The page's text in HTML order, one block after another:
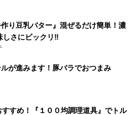
作り豆乳バター』混ぜるだけ簡単！濃
しさにビックリ‼︎
ルが進みます！豚バラでおつまみ
すすめ！『１００均調理道具』でトル